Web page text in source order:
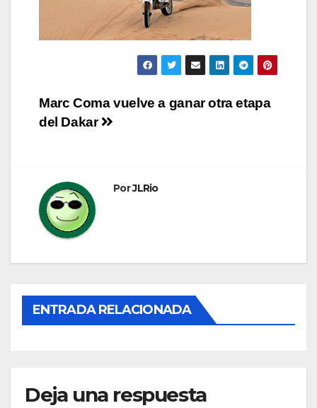
Navegación
Marc Coma vuelve a ganar otra etapa
del Dakar
PorJLRio
ENTRADA RELACIONADA
Deja una respuesta